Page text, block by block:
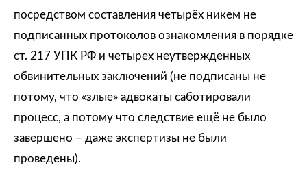
посредством составления четырёх никем не
подписанных протоколов ознакомления в порядке
ст. 217 УПК РФ и четырех неутвержденных
обвинительных заключений (не подписаны не
потому, что «злые» адвокаты саботировали
процесс, а потому что следствие ещё не было
завершено – даже экспертизы не были
проведены).